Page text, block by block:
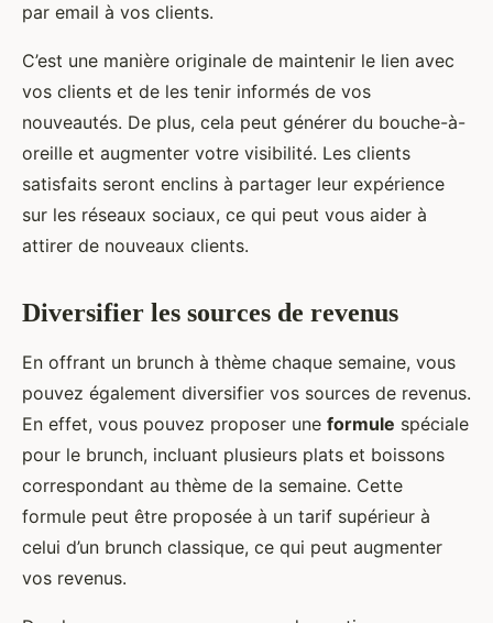
par email à vos clients.
C’est une manière originale de maintenir le lien avec
vos clients et de les tenir informés de vos
nouveautés. De plus, cela peut générer du bouche-à-
oreille et augmenter votre visibilité. Les clients
satisfaits seront enclins à partager leur expérience
sur les réseaux sociaux, ce qui peut vous aider à
attirer de nouveaux clients.
Diversifier les sources de revenus
En offrant un brunch à thème chaque semaine, vous
pouvez également diversifier vos sources de revenus.
En effet, vous pouvez proposer une formule spéciale
pour le brunch, incluant plusieurs plats et boissons
correspondant au thème de la semaine. Cette
formule peut être proposée à un tarif supérieur à
celui d’un brunch classique, ce qui peut augmenter
vos revenus.